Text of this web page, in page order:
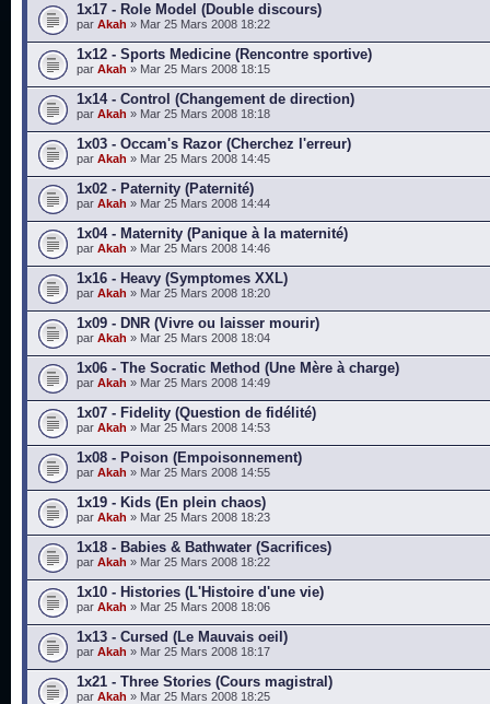
1x17 - Role Model (Double discours)
par Akah » Mar 25 Mars 2008 18:22
1x12 - Sports Medicine (Rencontre sportive)
par Akah » Mar 25 Mars 2008 18:15
1x14 - Control (Changement de direction)
par Akah » Mar 25 Mars 2008 18:18
1x03 - Occam's Razor (Cherchez l'erreur)
par Akah » Mar 25 Mars 2008 14:45
1x02 - Paternity (Paternité)
par Akah » Mar 25 Mars 2008 14:44
1x04 - Maternity (Panique à la maternité)
par Akah » Mar 25 Mars 2008 14:46
1x16 - Heavy (Symptomes XXL)
par Akah » Mar 25 Mars 2008 18:20
1x09 - DNR (Vivre ou laisser mourir)
par Akah » Mar 25 Mars 2008 18:04
1x06 - The Socratic Method (Une Mère à charge)
par Akah » Mar 25 Mars 2008 14:49
1x07 - Fidelity (Question de fidélité)
par Akah » Mar 25 Mars 2008 14:53
1x08 - Poison (Empoisonnement)
par Akah » Mar 25 Mars 2008 14:55
1x19 - Kids (En plein chaos)
par Akah » Mar 25 Mars 2008 18:23
1x18 - Babies & Bathwater (Sacrifices)
par Akah » Mar 25 Mars 2008 18:22
1x10 - Histories (L'Histoire d'une vie)
par Akah » Mar 25 Mars 2008 18:06
1x13 - Cursed (Le Mauvais oeil)
par Akah » Mar 25 Mars 2008 18:17
1x21 - Three Stories (Cours magistral)
par Akah » Mar 25 Mars 2008 18:25